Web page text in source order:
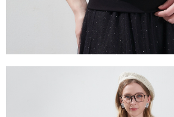
４．使用「AFTEE先享後付」時，將依據個別帳
時審查核予不同之上限額度；若仍有額度不足之情
請求用戶進行身份認證。
５．嚴禁一人註冊多個帳號或使用他人資訊註冊。